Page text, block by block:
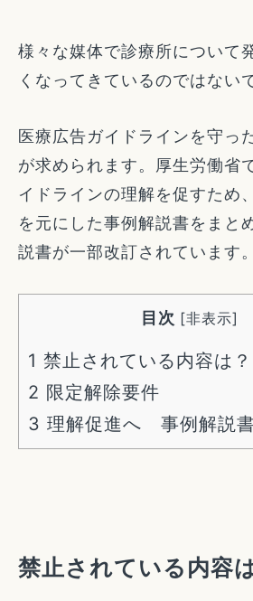
様々な媒体で診療所について
くなってきているのではない
医療広告ガイドラインを守っ
が求められます。厚生労働省
イドラインの理解を促すため
を元にした事例解説書をまと
説書が一部改訂されています。
目次 [非表示]
1 禁止されている内容は？
2 限定解除要件
3 理解促進へ 事例解説
禁止されている内容